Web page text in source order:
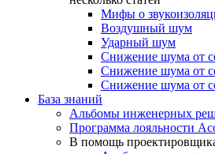
Мифы о
Воздушный шум
Ударный шум
Снижение шума от
Снижение шума от
Снижение шума от
База знаний
Альбомы инженерных
Программа лояльности
В помощь